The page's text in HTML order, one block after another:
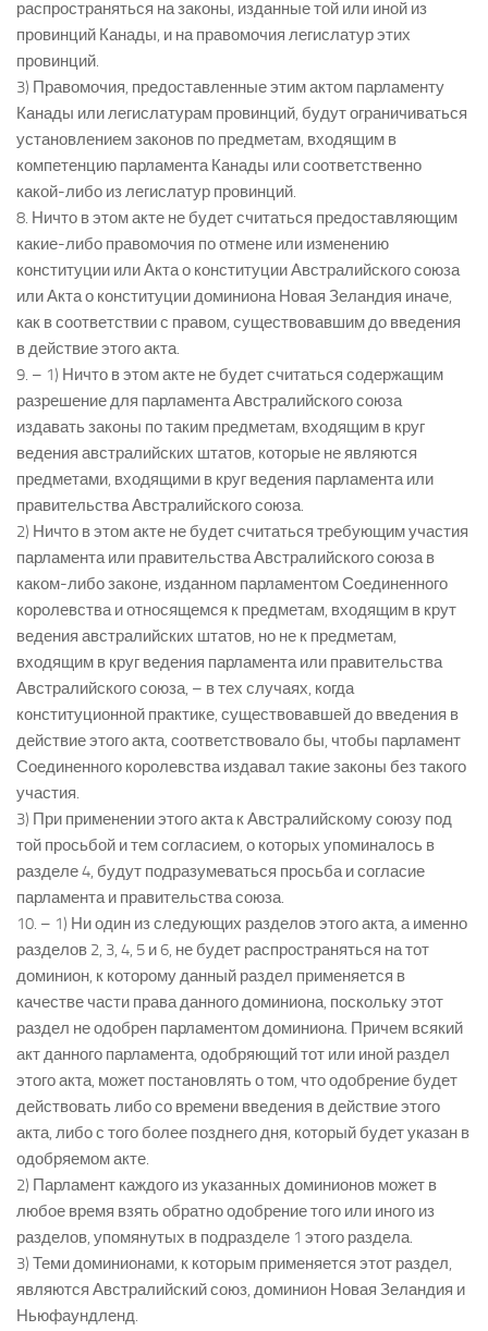
распространяться на законы, изданные той или иной из
провинций Канады, и на правомочия легислатур этих
провинций.
3) Правомочия, предоставленные этим актом парламенту
Канады или легислатурам провинций, будут ограничиваться
установлением законов по предметам, входящим в
компетенцию парламента Канады или соответственно
какой-либо из легислатур провинций.
8. Ничто в этом акте не будет считаться предоставляющим
какие-либо правомочия по отмене или изменению
конституции или Акта о конституции Австралийского союза
или Акта о конституции доминиона Новая Зеландия иначе,
как в соответствии с правом, существовавшим до введения
в действие этого акта.
9. – 1) Ничто в этом акте не будет считаться содержащим
разрешение для парламента Австралийского союза
издавать законы по таким предметам, входящим в круг
ведения австралийских штатов, которые не являются
предметами, входящими в круг ведения парламента или
правительства Австралийского союза.
2) Ничто в этом акте не будет считаться требующим участия
парламента или правительства Австралийского союза в
каком-либо законе, изданном парламентом Соединенного
королевства и относящемся к предметам, входящим в крут
ведения австралийских штатов, но не к предметам,
входящим в круг ведения парламента или правительства
Австралийского союза, – в тех случаях, когда
конституционной практике, существовавшей до введения в
действие этого акта, соответствовало бы, чтобы парламент
Соединенного королевства издавал такие законы без такого
участия.
3) При применении этого акта к Австралийскому союзу под
той просьбой и тем согласием, о которых упоминалось в
разделе 4, будут подразумеваться просьба и согласие
парламента и правительства союза.
10. – 1) Ни один из следующих разделов этого акта, а именно
разделов 2, 3, 4, 5 и 6, не будет распространяться на тот
доминион, к которому данный раздел применяется в
качестве части права данного доминиона, поскольку этот
раздел не одобрен парламентом доминиона. Причем всякий
акт данного парламента, одобряющий тот или иной раздел
этого акта, может постановлять о том, что одобрение будет
действовать либо со времени введения в действие этого
акта, либо с того более позднего дня, который будет указан в
одобряемом акте.
2) Парламент каждого из указанных доминионов может в
любое время взять обратно одобрение того или иного из
разделов, упомянутых в подразделе 1 этого раздела.
3) Теми доминионами, к которым применяется этот раздел,
являются Австралийский союз, доминион Новая Зеландия и
Ньюфаундленд.